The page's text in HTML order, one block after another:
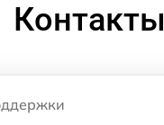
Контакты